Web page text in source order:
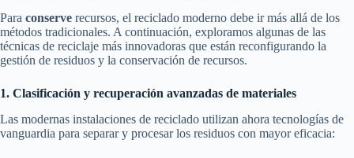
Para conserve recursos, el reciclado moderno debe ir más allá de los
métodos tradicionales. A continuación, exploramos algunas de las
técnicas de reciclaje más innovadoras que están reconfigurando la
gestión de residuos y la conservación de recursos.
1. Clasificación y recuperación avanzadas de materiales
Las modernas instalaciones de reciclado utilizan ahora tecnologías de
vanguardia para separar y procesar los residuos con mayor eficacia: